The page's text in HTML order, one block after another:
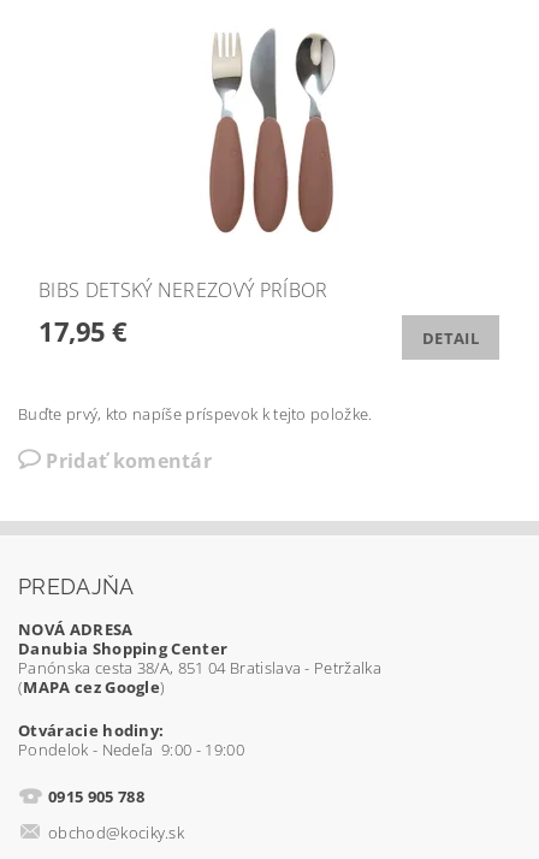
BIBS DETSKÝ NEREZOVÝ PRÍBOR
17,95 € DETAIL
Buďte prvý, kto napíše príspevok k tejto položke.
Pridať komentár
PREDAJŇA
NOVÁ ADRESA
Danubia Shopping Center
Panónska cesta 38/A, 851 04 Bratislava - Petržalka
(MAPA cez Google)
Otváracie hodiny:
Pondelok - Nedeľa 9:00 - 19:00
0915 905 788
obchod@kociky.sk